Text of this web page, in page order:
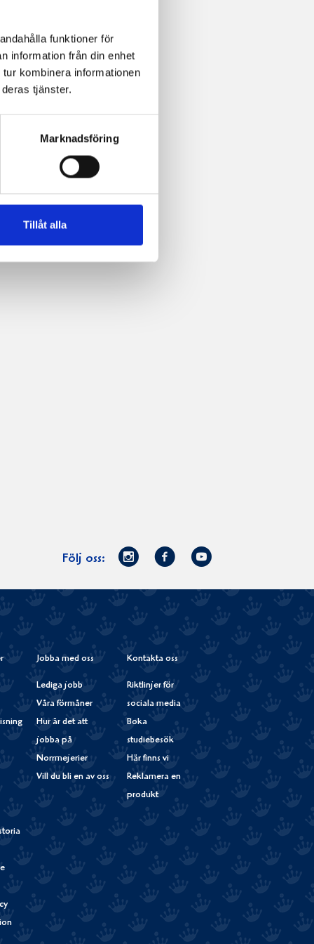
funktioner för
information från din enhet
kombinera informationen
tjänster.
Marknadsföring
Tillåt alla
Följ oss:
Norrmejerier
Instagram
Facebook
Youtube
Jobba med oss
Lediga jobb
Våra förmåner
Hur är det att
jobba på
Norrmejerier
Vill du bli en av oss
Kontakta oss
Riktlinjer för
sociala media
Boka
studiebesök
Här finns vi
Reklamera en
produkt